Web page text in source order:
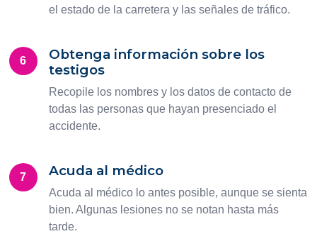
el estado de la carretera y las señales de tráfico.
6
Obtenga información sobre los
testigos
Recopile los nombres y los datos de contacto de
todas las personas que hayan presenciado el
accidente.
7 Acuda al médico
Acuda al médico lo antes posible, aunque se sienta
bien. Algunas lesiones no se notan hasta más
tarde.